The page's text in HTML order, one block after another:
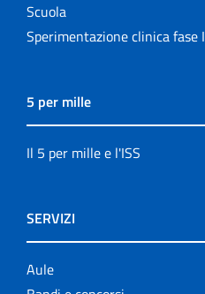
Scuola
Sperimentazione clinica fase I
5 per mille
Il 5 per mille e l'ISS
SERVIZI
Aule